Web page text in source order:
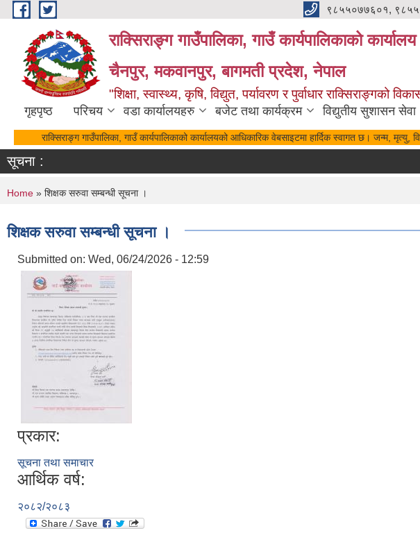
Skip to main content ९८५५०७७६०१,
राक्सिराङ्ग गाउँपालिका, गाउँ कार्यपालिकाको कार्यालय
चैनपुर, मकवानपुर, बागमती प्रदेश, नेपाल
"शिक्षा, स्वास्थ्य, कृषि, विद्युत, पर्यावरण र पुर्वाधार राक्सिराङ्गको
गृहपृष्ठ परिचय वडा कार्यालयहरु बजेट तथा कार्यक्रम विद्युतीय सुशासन सेवा
राक्सिराङ्ग गाउँपालिका, गाउँ कार्यपालिकाको कार्यालयको आधिकारिक वेबसाइटमा हार्दिक स्वागत छ। जन्म,
सूचना :
You are here
Home » शिक्षक सरुवा सम्बन्धी सूचना ।
शिक्षक सरुवा सम्बन्धी सूचना ।
Submitted on: Wed, 06/24/2026 - 12:59
प्रकार:
सूचना तथा समाचार
आर्थिक वर्ष:
२०८२/२०८३